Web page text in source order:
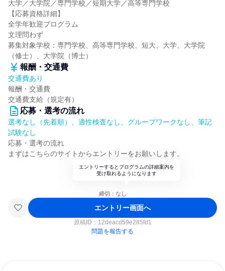
大学／大学院／専門学校／短期大学／高等専門学校
【応募資格詳細】
全学年歓迎プログラム
文理問わず
募集対象学校：専門学校、高等専門学校、短大、大学、大学院
（修士）、大学院（博士）
報酬・交通費
交通費あり
報酬・交通費
交通費支給（規定有）
応募・選考の流れ
選考なし（先着順）、適性検査なし、グループワークなし、筆記
試験なし
応募・選考の流れ
まずはこちらのサイトからエントリーをお願いします。
エントリーするとプログラムの詳細案内を
受け取れるようになります
締切：なし
エントリー画面へ
原稿ID： 12deacd59e285fd1
問題を報告する